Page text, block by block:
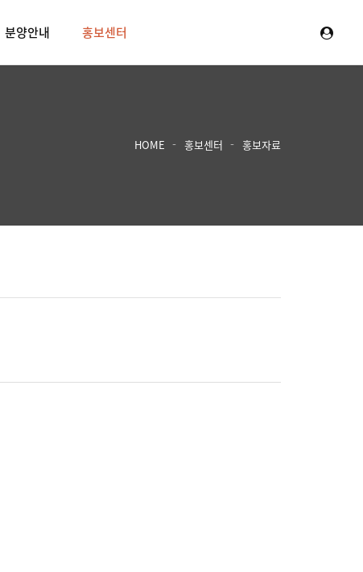
분양안내 홍보센터
HOME 홍보센터 홍보자료